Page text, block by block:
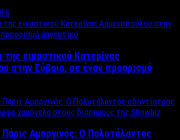
της εικαστικού Κατερίνας
στην Εύβοια, σε έναν προορισμό
Αμοργινός: O Πολυτάλαντος